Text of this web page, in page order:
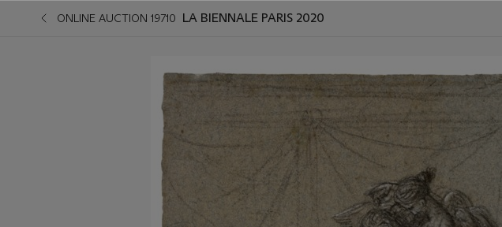
ONLINE AUCTION 19710 LA BIENNALE PARIS 2020